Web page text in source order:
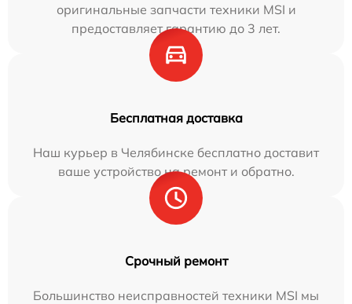
оригинальные запчасти техники MSI и
предоставляет гарантию до 3 лет.
Бесплатная доставка
Наш курьер в Челябинске бесплатно доставит
ваше устройство на ремонт и обратно.
Срочный ремонт
Большинство неисправностей техники MSI мы